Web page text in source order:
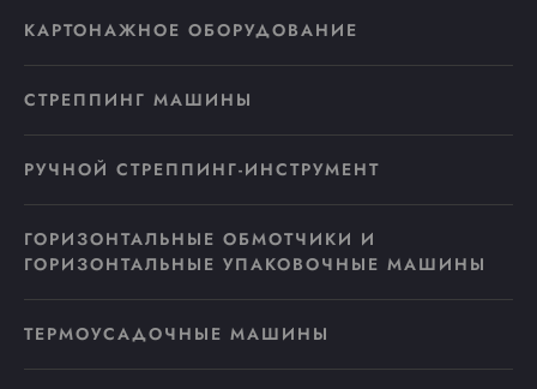
КАРТОНАЖНОЕ ОБОРУДОВАНИЕ
СТРЕППИНГ МАШИНЫ
РУЧНОЙ СТРЕППИНГ-ИНСТРУМЕНТ
ГОРИЗОНТАЛЬНЫЕ ОБМОТЧИКИ И
ГОРИЗОНТАЛЬНЫЕ УПАКОВОЧНЫЕ МАШИНЫ
ТЕРМОУСАДОЧНЫЕ МАШИНЫ